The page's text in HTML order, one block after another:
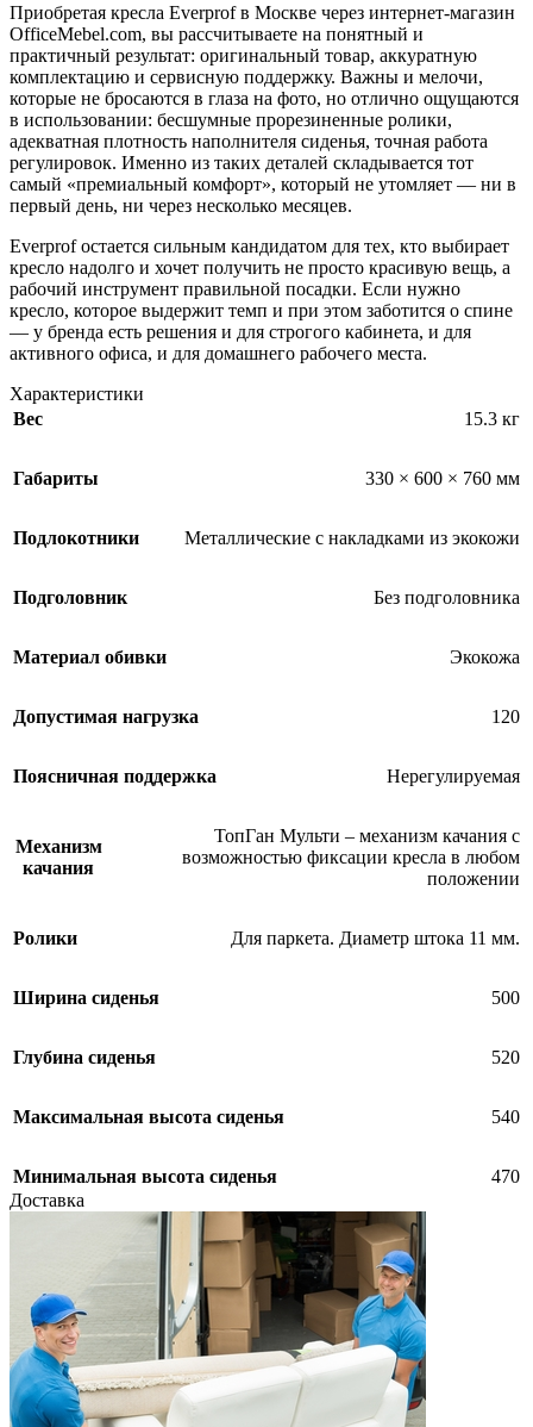
Приобретая кресла Everprof в Москве через интернет-магазин
OfficeMebel.com, вы рассчитываете на понятный и
практичный результат: оригинальный товар, аккуратную
комплектацию и сервисную поддержку. Важны и мелочи,
которые не бросаются в глаза на фото, но отлично ощущаются
в использовании: бесшумные прорезиненные ролики,
адекватная плотность наполнителя сиденья, точная работа
регулировок. Именно из таких деталей складывается тот
самый «премиальный комфорт», который не утомляет — ни в
первый день, ни через несколько месяцев.
Everprof остается сильным кандидатом для тех, кто выбирает
кресло надолго и хочет получить не просто красивую вещь, а
рабочий инструмент правильной посадки. Если нужно
кресло, которое выдержит темп и при этом заботится о спине
— у бренда есть решения и для строгого кабинета, и для
активного офиса, и для домашнего рабочего места.
Характеристики
Вес
15.3 кг
Габариты 330 × 600 × 760 мм
Подлокотники Металлические с накладками из экокожи
Подголовник Без подголовника
Материал обивки Экокожа
Допустимая нагрузка 120
Поясничная поддержка Нерегулируемая
Механизм
качания
ТопГан Мульти – механизм качания с
возможностью фиксации кресла в любом
положении
Ролики Для паркета. Диаметр штока 11 мм.
Ширина сиденья 500
Глубина сиденья 520
Максимальная высота сиденья 540
Минимальная высота сиденья
470
Доставка